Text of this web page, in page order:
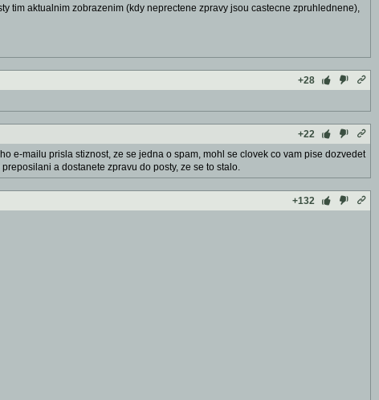
tim aktualnim zobrazenim (kdy neprectene zpravy jsou castecne zpruhlednene),
+28
+22
e-mailu prisla stiznost, ze se jedna o spam, mohl se clovek co vam pise dozvedet
a dostanete zpravu do posty, ze se to stalo.
+132